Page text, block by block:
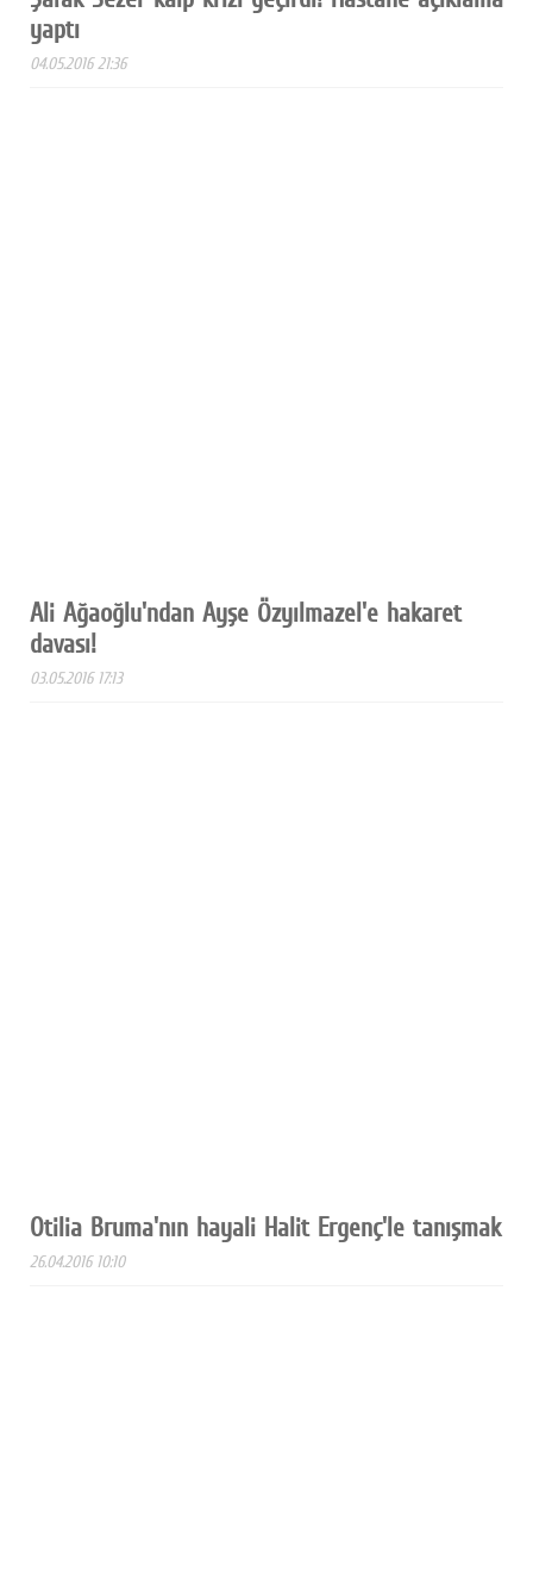
yaptı
04.05.2016 21:36
Ali Ağaoğlu'ndan Ayşe Özyılmazel'e hakaret
davası!
03.05.2016 17:13
Otilia Bruma'nın hayali Halit Ergenç'le tanışmak
26.04.2016 10:10